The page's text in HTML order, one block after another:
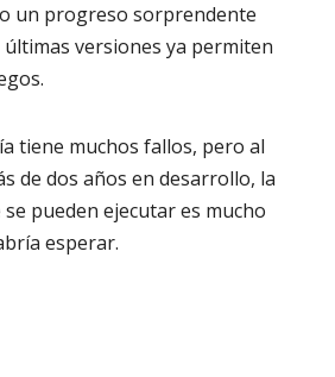
un progreso sorprendente
versiones ya permiten
tiene muchos fallos, pero al
de dos años en desarrollo, la
pueden ejecutar es mucho
esperar.